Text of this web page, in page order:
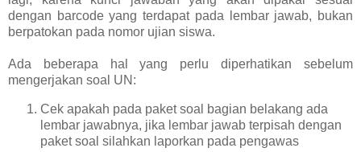
dengan barcode yang terdapat pada lembar jawab, bukan
berpatokan pada nomor ujian siswa.
Ada beberapa hal yang perlu diperhatikan sebelum
mengerjakan soal UN:
Cek apakah pada paket soal bagian belakang ada
lembar jawabnya, jika lembar jawab terpisah dengan
paket soal silahkan laporkan pada pengawas